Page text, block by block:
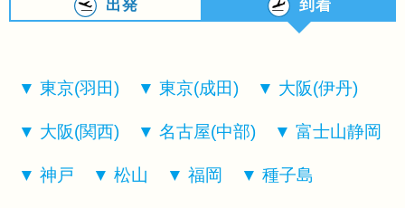
出発 到着
東京(羽田) 東京(成田) 大阪(伊丹)
大阪(関西) 名古屋(中部) 富士山静岡
神戸 松山 福岡 種子島